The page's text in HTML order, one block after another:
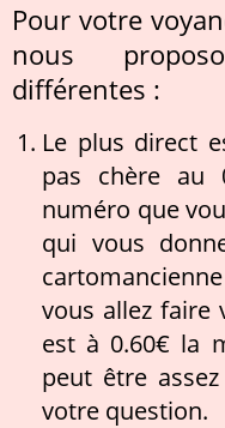
Pour votre
nous
différentes :
Le plus direct
pas chère au
numéro que
qui vous
vous allez faire
est à 0.60€ la
peut être
votre question.